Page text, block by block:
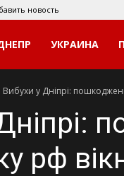
новость
УКРАИНА
Вибухи у Дніпрі:
рф